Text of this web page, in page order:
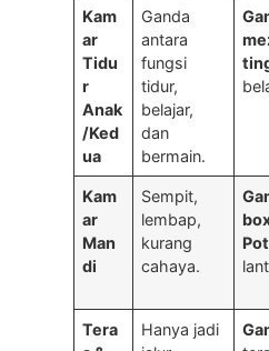
Kam
ar
Tidu
r
Anak
/Ked
ua
Ganda
antara
fungsi
tidur,
belajar,
dan
bermain.
Kam
ar
Man
di
Sempit,
lembap,
kurang
cahaya.
Tera
Hanya jadi